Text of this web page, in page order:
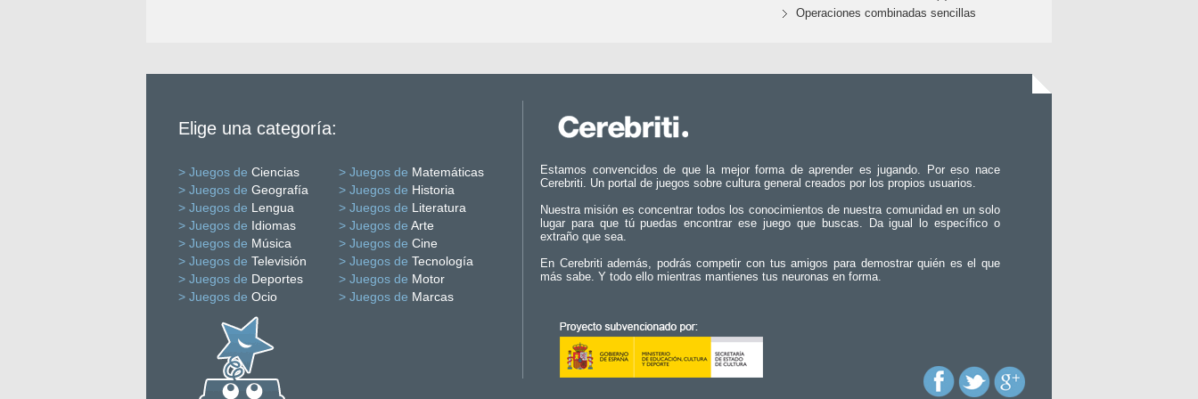
Operaciones combinadas sencillas
Elige una categoría:
> Juegos de Ciencias > Juegos de Matemáticas
> Juegos de Geografía > Juegos de Historia
> Juegos de Lengua > Juegos de Literatura
> Juegos de Idiomas > Juegos de Arte
> Juegos de Música > Juegos de Cine
> Juegos de Televisión > Juegos de Tecnología
> Juegos de Deportes > Juegos de Motor
> Juegos de Ocio > Juegos de Marcas
Estamos convencidos de que la mejor forma de aprender es jugando. Por eso nace
Cerebriti. Un portal de juegos sobre cultura general creados por los propios usuarios.
Nuestra misión es concentrar todos los conocimientos de nuestra comunidad en un solo
lugar para que tú puedas encontrar ese juego que buscas. Da igual lo específico o
extraño que sea.
En Cerebriti además, podrás competir con tus amigos para demostrar quién es el que
más sabe. Y todo ello mientras mantienes tus neuronas en forma.